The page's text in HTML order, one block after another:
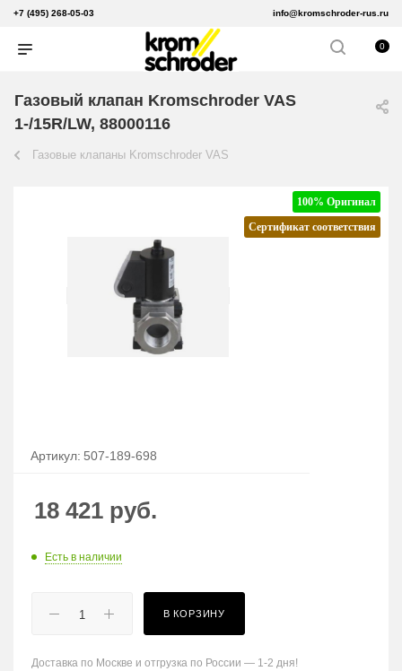
+7 (495) 268-05-03 info@kromschroder-rus.ru
0
Газовый клапан Kromschroder VAS
1-/15R/LW, 88000116
Газовые клапаны Kromschroder VAS
100% Оригинал
Сертификат соответствия
Артикул: 507-189-698
18 421 руб.
Есть в наличии
В КОРЗИНУ
Доставка по Москве и отгрузка по России — 1-2 дня!